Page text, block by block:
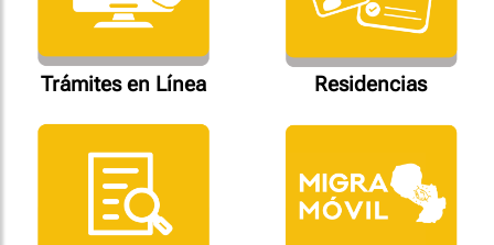
Trámites en Línea Residencias